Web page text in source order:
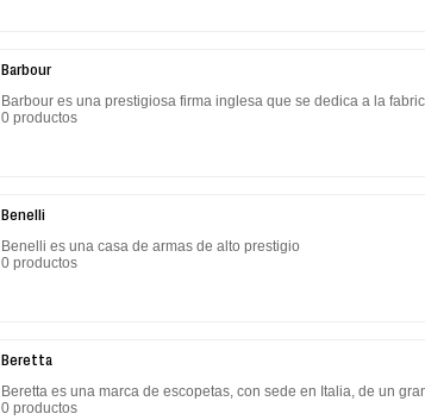
Barbour
Barbour es una prestigiosa firma inglesa que se dedica a la
0 productos
Benelli
Benelli es una casa de armas de alto prestigio
0 productos
Beretta
Beretta es una marca de escopetas, con sede en Italia, de un
0 productos